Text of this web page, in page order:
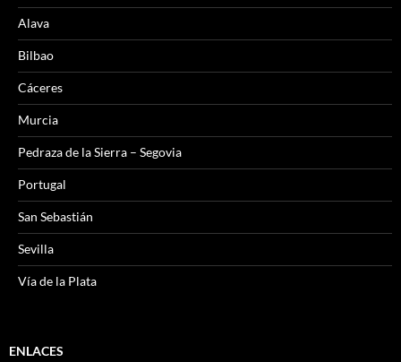
Alava
Bilbao
Cáceres
Murcia
Pedraza de la Sierra – Segovia
Portugal
San Sebastián
Sevilla
Vía de la Plata
ENLACES